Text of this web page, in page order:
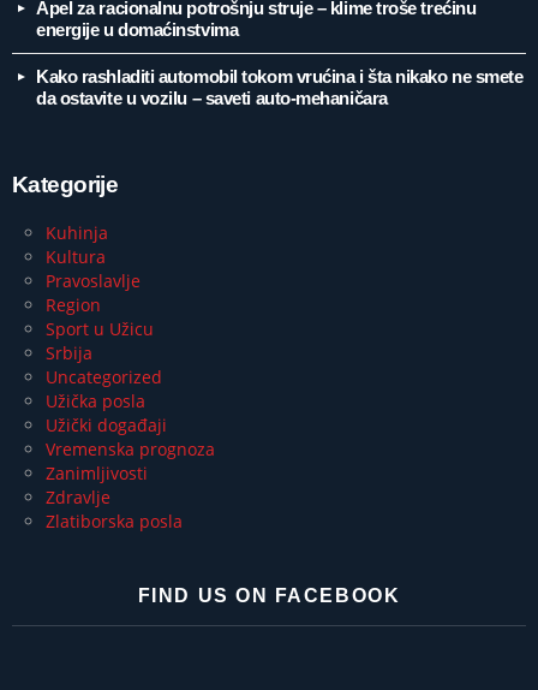
Apel za racionalnu potrošnju struje – klime troše trećinu
energije u domaćinstvima
Kako rashladiti automobil tokom vrućina i šta nikako ne smete
da ostavite u vozilu – saveti auto-mehaničara
Kategorije
Kuhinja
Kultura
Pravoslavlje
Region
Sport u Užicu
Srbija
Uncategorized
Užička posla
Užički događaji
Vremenska prognoza
Zanimljivosti
Zdravlje
Zlatiborska posla
FIND US ON FACEBOOK